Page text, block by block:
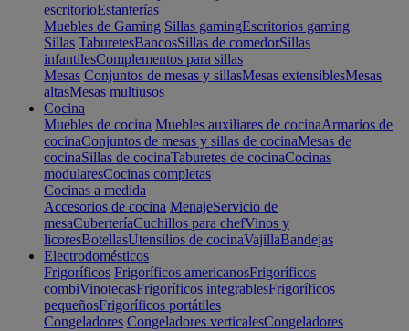
escritorioEstanterías
Muebles de Gaming Sillas gamingEscritorios gaming
Sillas TaburetesBancosSillas de comedorSillas
infantilesComplementos para sillas
Mesas Conjuntos de mesas y sillasMesas extensiblesMesas
altasMesas multiusos
Cocina
Muebles de cocina Muebles auxiliares de cocinaArmarios de
cocinaConjuntos de mesas y sillas de cocinaMesas de
cocinaSillas de cocinaTaburetes de cocinaCocinas
modularesCocinas completas
Cocinas a medida
Accesorios de cocina MenajeServicio de
mesaCuberteríaCuchillos para chefVinos y
licoresBotellasUtensilios de cocinaVajillaBandejas
Electrodomésticos
Frigoríficos Frigoríficos americanosFrigoríficos
combiVinotecasFrigoríficos integrablesFrigoríficos
pequeñosFrigoríficos portátiles
Congeladores Congeladores verticalesCongeladores